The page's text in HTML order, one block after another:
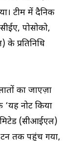
टीम में दैनिक
पोसोको,
प्रतिनिधि
का जाएज़ा
‘यह नोट किया
(सीआईएल)
टन तक पहुंच गया,